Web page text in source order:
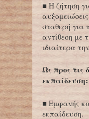
■ Η ζήτηση
σταθερή για
αντίθεση με
ιδιαίτερα
Ως προς τις
εκπαίδευση:
■ Εμφανής
εκπαίδευση.